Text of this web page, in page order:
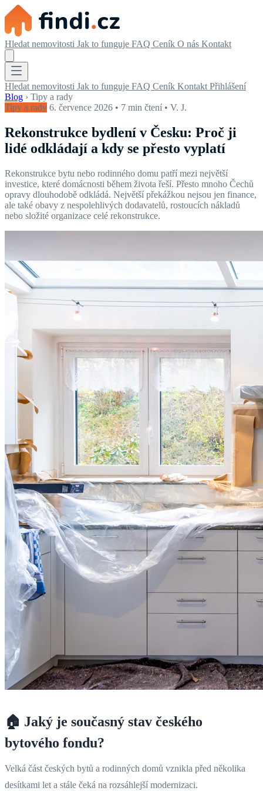
Hledat nemovitosti Jak to funguje FAQ Ceník O nás Kontakt
Hledat nemovitosti Jak to funguje FAQ Ceník Kontakt Přihlášení
Blog › Tipy a rady
Tipy a rady 6. července 2026 • 7 min čtení • V. J.
Rekonstrukce bydlení v Česku: Proč ji
lidé odkládají a kdy se přesto vyplatí
Rekonstrukce bytu nebo rodinného domu patří mezi největší
investice, které domácnosti během života řeší. Přesto mnoho Čechů
opravy dlouhodobě odkládá. Největší překážkou nejsou jen finance,
ale také obavy z nespolehlivých dodavatelů, rostoucích nákladů
nebo složité organizace celé rekonstrukce.
🏠 Jaký je současný stav českého
bytového fondu?
Velká část českých bytů a rodinných domů vznikla před několika
desítkami let a stále čeká na rozsáhlejší modernizaci.